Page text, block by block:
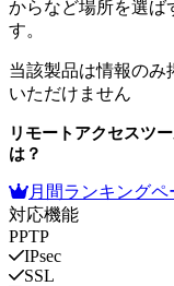
からなど場所を選ば
す。
当該製品は情報のみ
いただけません
リモートアクセスツ
は？
月間ランキングペ
対応機能
PPTP
IPsec
SSL